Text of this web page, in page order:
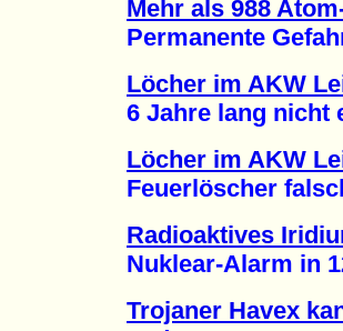
Mehr als 988
Permanente Gefahr
Löcher im AKW
6 Jahre lang nicht
Löcher im AKW
Feuerlöscher
Radioaktives
Nuklear-Alarm in
Trojaner Havex